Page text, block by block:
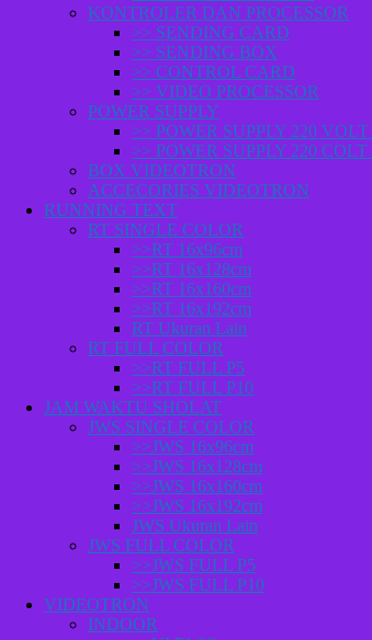
KONTROLER DAN PROCESSOR
>> SENDING CARD
>> SENDING BOX
>> CONTROL CARD
>> VIDEO PROCESSOR
POWER SUPPLY
>> POWER SUPPLY 220
>> POWER SUPPLY 220
BOX VIDEOTRON
ACCECORIES VIDEOTRON
RUNNING TEXT
RT SINGLE COLOR
>>RT 16x96cm
>>RT 16x128cm
>>RT 16x160cm
>>RT 16x192cm
RT Ukuran Lain
RT FULL COLOR
>>RT FULL P5
>>RT FULL P10
JAM WAKTU SHOLAT
JWS SINGLE COLOR
>>JWS 16x96cm
>>JWS 16x128cm
>>JWS 16x160cm
>>JWS 16x192cm
JWS Ukuran Lain
JWS FULL COLOR
>>JWS FULL P5
>>JWS FULL P10
VIDEOTRON
INDOOR